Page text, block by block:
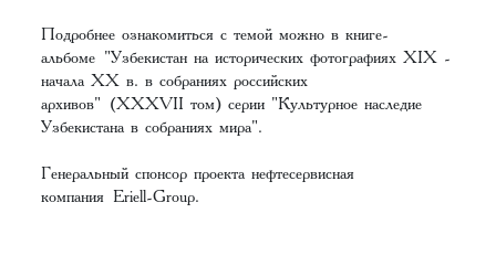
Подробнее ознакомиться с темой можно в книге-
альбоме "Узбекистан на исторических фотографиях XIX -
начала XX в. в собраниях российских
архивов" (XXXVII том) серии "Культурное наследие
Узбекистана в собраниях мира".
Генеральный спонсор проекта нефтесервисная
компанияEriell-Group.